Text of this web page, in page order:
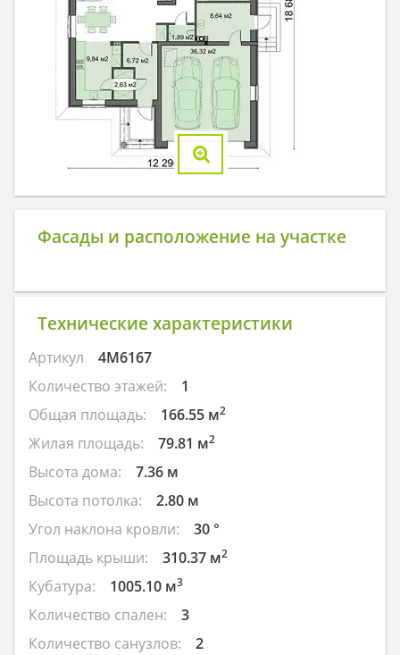
Фасады и расположение на участке
Технические характеристики
Артикул
4M6167
Количество этажей:
1
Общая площадь:
166.55 м2
Жилая площадь: 79.81 м2
Высота дома:
7.36 м
Высота потолка:
2.80 м
Угол наклона кровли:
30 °
Площадь крыши:
310.37 м2
Кубатура: 1005.10 м3
Количество спален:
3
Количество санузлов:
2